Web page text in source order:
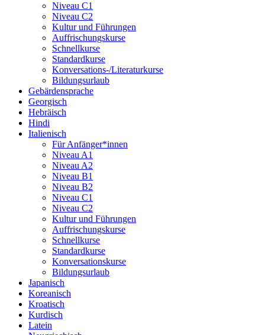
Niveau C1
Niveau C2
Kultur und Führungen
Auffrischungskurse
Schnellkurse
Standardkurse
Konversations-/Literaturkurse
Bildungsurlaub
Gebärdensprache
Georgisch
Hebräisch
Hindi
Italienisch
Für Anfänger*innen
Niveau A1
Niveau A2
Niveau B1
Niveau B2
Niveau C1
Niveau C2
Kultur und Führungen
Auffrischungskurse
Schnellkurse
Standardkurse
Konversationskurse
Bildungsurlaub
Japanisch
Koreanisch
Kroatisch
Kurdisch
Latein